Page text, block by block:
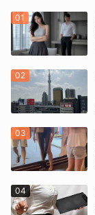
01
02
03
04